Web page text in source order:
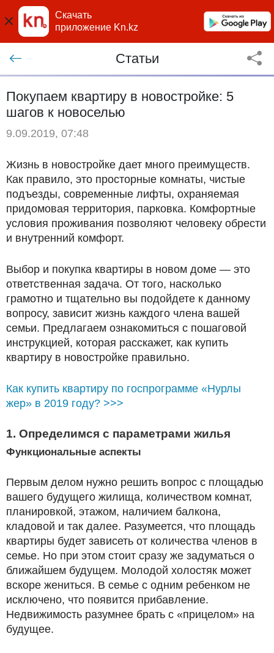
Скачать
приложение Kn.kz
Статьи
Покупаем квартиру в новостройке: 5
шагов к новоселью
9.09.2019, 07:48
Жизнь в новостройке дает много преимуществ.
Как правило, это просторные комнаты, чистые
подъезды, современные лифты, охраняемая
придомовая территория, парковка. Комфортные
условия проживания позволяют человеку обрести
и внутренний комфорт.
Выбор и покупка квартиры в новом доме — это
ответственная задача. От того, насколько
грамотно и тщательно вы подойдете к данному
вопросу, зависит жизнь каждого члена вашей
семьи. Предлагаем ознакомиться с пошаговой
инструкцией, которая расскажет, как купить
квартиру в новостройке правильно.
Как купить квартиру по госпрограмме «Нурлы
жер» в 2019 году? >>>
1. Определимся с параметрами жилья
Функциональные аспекты
Первым делом нужно решить вопрос с площадью
вашего будущего жилища, количеством комнат,
планировкой, этажом, наличием балкона,
кладовой и так далее. Разумеется, что площадь
квартиры будет зависеть от количества членов в
семье. Но при этом стоит сразу же задуматься о
ближайшем будущем. Молодой холостяк может
вскоре жениться. В семье с одним ребенком не
исключено, что появится прибавление.
Недвижимость разумнее брать с «прицелом» на
будущее.